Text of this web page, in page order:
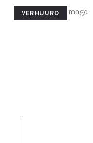
VERHUURD